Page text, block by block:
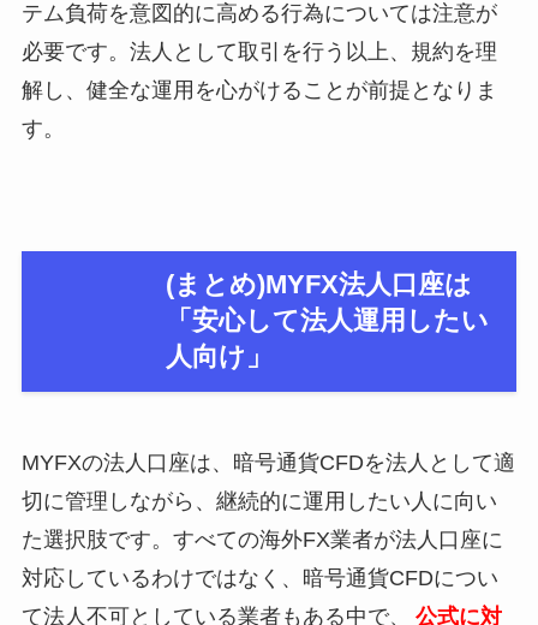
テム負荷を意図的に高める行為については注意が
必要です。法人として取引を行う以上、規約を理
解し、健全な運用を心がけることが前提となりま
す。
(まとめ)MYFX法人口座は
「安心して法人運用したい
人向け」
MYFXの法人口座は、暗号通貨CFDを法人として適
切に管理しながら、継続的に運用したい人に向い
た選択肢です。すべての海外FX業者が法人口座に
対応しているわけではなく、暗号通貨CFDについ
て法人不可としている業者もある中で、
公式に対